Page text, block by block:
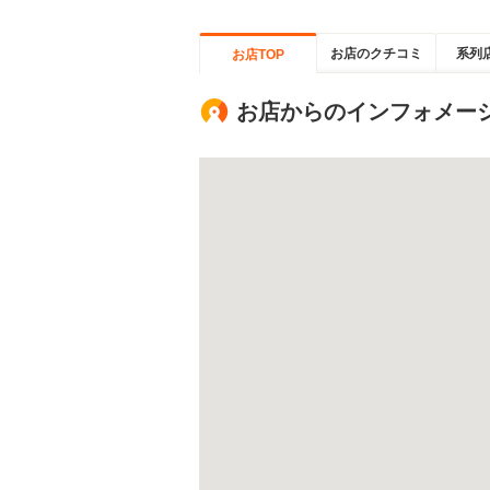
お店TOP お店のクチコミ 系列
お店からのインフォメー